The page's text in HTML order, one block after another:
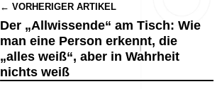
← VORHERIGER ARTIKEL
Der „Allwissende“ am Tisch: Wie
man eine Person erkennt, die
„alles weiß“, aber in Wahrheit
nichts weiß